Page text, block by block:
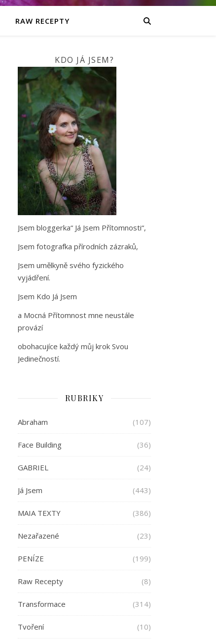
RAW RECEPTY
KDO JÁ JSEM?
Jsem bloggerka“ Já Jsem Přítomnosti“,
Jsem fotografka přírodních zázraků,
Jsem umělkyně svého fyzického
vyjádření.
Jsem Kdo Já Jsem
a Mocná Přítomnost mne neustále
provází
obohacujíce každý můj krok Svou
Jedinečností.
RUBRIKY
Abraham (107)
Face Building (36)
GABRIEL (24)
Já Jsem (443)
MAIA TEXTY (386)
Nezařazené (23)
PENÍZE (199)
Raw Recepty (8)
Transformace (314)
Tvoření (10)